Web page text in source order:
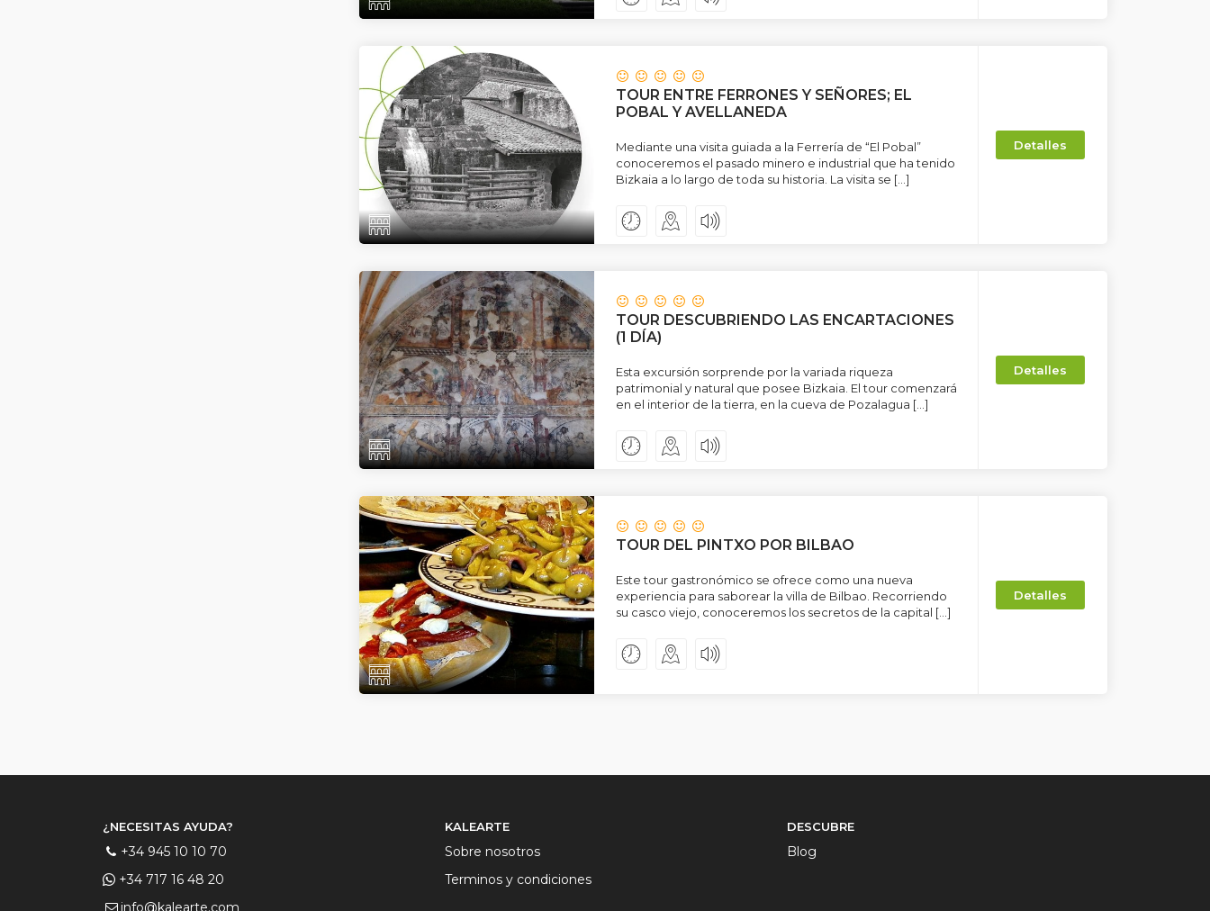
TOUR ENTRE FERRONES Y SEÑORES; EL
POBAL Y AVELLANEDA
Mediante una visita guiada a la Ferrería de “El Pobal”
conoceremos el pasado minero e industrial que ha tenido
Bizkaia a lo largo de toda su historia. La visita se […]
Detalles
TOUR DESCUBRIENDO LAS ENCARTACIONES
(1 DÍA)
Esta excursión sorprende por la variada riqueza
patrimonial y natural que posee Bizkaia. El tour comenzará
en el interior de la tierra, en la cueva de Pozalagua […]
Detalles
TOUR DEL PINTXO POR BILBAO
Este tour gastronómico se ofrece como una nueva
experiencia para saborear la villa de Bilbao. Recorriendo
su casco viejo, conoceremos los secretos de la capital […]
Detalles
¿NECESITAS AYUDA?
+34 945 10 10 70
+34 717 16 48 20
info@kalearte.com
KALEARTE
Sobre nosotros
Terminos y condiciones
DESCUBRE
Blog